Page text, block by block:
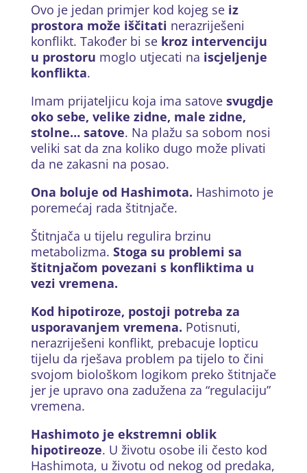
Ovo je jedan primjer kod kojeg seiz
prostora može iščitati nerazriješeni
konflikt. Također bi se kroz intervenciju
u prostoru moglo utjecati na iscjeljenje
konflikta.
Imam prijateljicu koja ima satovesvugdje
oko sebe, velike zidne, male zidne,
stolne… satove. Na plažu sa sobom nosi
veliki sat da zna koliko dugo može plivati
da ne zakasni na posao.
Ona boluje od Hashimota. Hashimoto je
poremećaj rada štitnjače.
Štitnjača u tijelu regulira brzinu
metabolizma. Stoga su problemi sa
štitnjačom povezani s konfliktima u
vezi vremena.
Kod hipotiroze, postoji potreba za
usporavanjem vremena. Potisnuti,
nerazriješeni konflikt, prebacuje lopticu
tijelu da rješava problem pa tijelo to čini
svojom biološkom logikom preko štitnjače
jer je upravo ona zadužena za “regulaciju”
vremena.
Hashimoto je ekstremni oblik
hipotireoze. U životu osobe ili često kod
Hashimota, u životu od nekog od predaka,